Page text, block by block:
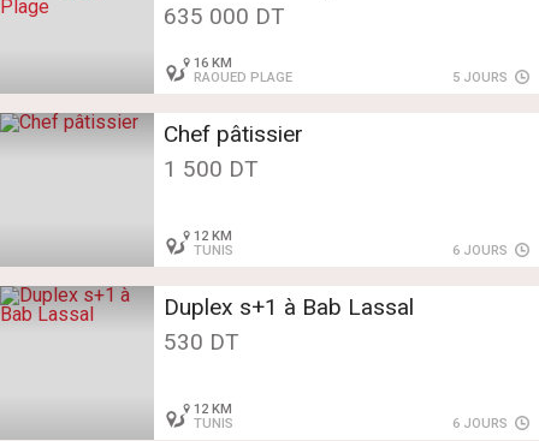
635 000 DT
16 KM
RAOUED PLAGE
5 JOURS
Chef pâtissier
1 500 DT
12 KM
TUNIS
6 JOURS
Duplex s+1 à Bab Lassal
530 DT
12 KM
TUNIS
6 JOURS